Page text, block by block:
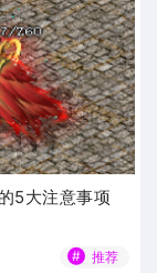
5大注意事项
#
推荐